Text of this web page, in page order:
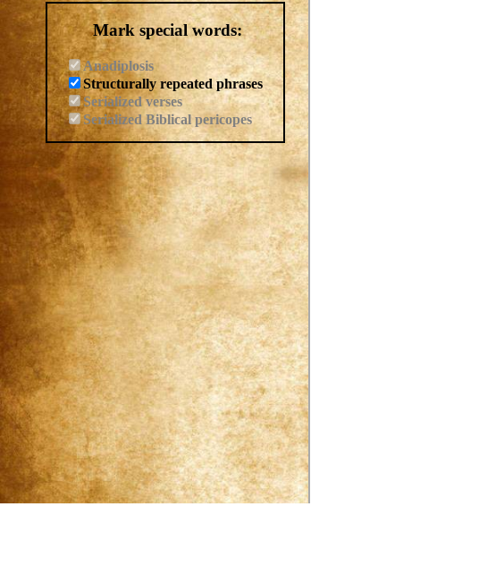
Mark special words:
Anadiplosis
Structurally repeated phrases
Serialized verses
Serialized Biblical pericopes